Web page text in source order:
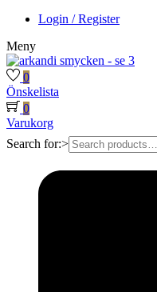
Login / Register
Meny
0
Önskelista
0
Varukorg
Search for:>